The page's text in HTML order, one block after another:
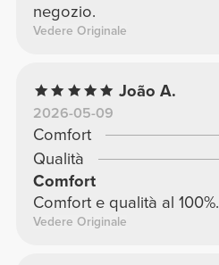
negozio.
Vedere Originale
João A.
2026-05-09
Comfort
Qualità
Comfort
Comfort e qualità al 100%.
Vedere Originale